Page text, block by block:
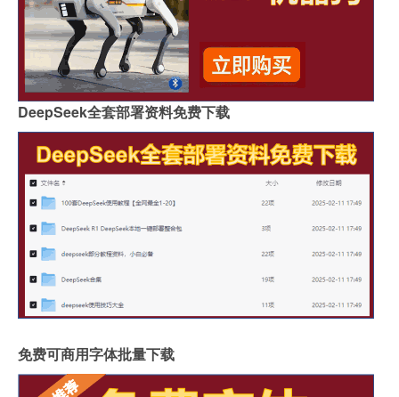
DeepSeek全套部署资料免费下载
免费可商用字体批量下载